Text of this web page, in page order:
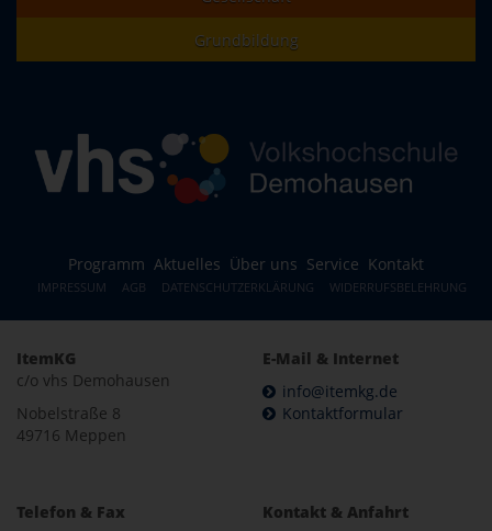
Grundbildung
Programm Aktuelles Über uns Service Kontakt
IMPRESSUM AGB DATENSCHUTZERKLÄRUNG WIDERRUFSBELEHRUNG
ItemKG
c/o vhs Demohausen
Nobelstraße 8
49716 Meppen
E-Mail & Internet
info@itemkg.de
Kontaktformular
Telefon & Fax
Kontakt & Anfahrt